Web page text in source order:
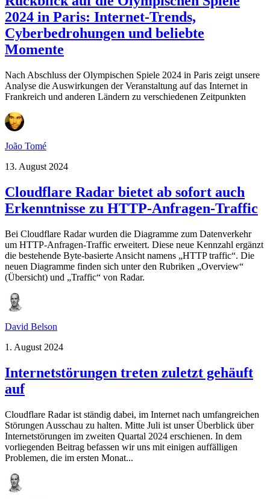
2024 in Paris: Internet-Trends,
Cyberbedrohungen und beliebte
Momente
Nach Abschluss der Olympischen Spiele 2024 in Paris zeigt unsere
Analyse die Auswirkungen der Veranstaltung auf das Internet in
Frankreich und anderen Ländern zu verschiedenen Zeitpunkten
João Tomé
13. August 2024
Cloudflare Radar bietet ab sofort auch
Erkenntnisse zu HTTP-Anfragen-Traffic
Bei Cloudflare Radar wurden die Diagramme zum Datenverkehr
um HTTP-Anfragen-Traffic erweitert. Diese neue Kennzahl ergänzt
die bestehende Byte-basierte Ansicht namens „HTTP traffic“. Die
neuen Diagramme finden sich unter den Rubriken „Overview“
(Übersicht) und „Traffic“ von Radar.
David Belson
1. August 2024
Internetstörungen treten zuletzt gehäuft
auf
Cloudflare Radar ist ständig dabei, im Internet nach umfangreichen
Störungen Ausschau zu halten. Mitte Juli ist unser Überblick über
Internetstörungen im zweiten Quartal 2024 erschienen. In dem
vorliegenden Beitrag befassen wir uns mit einigen auffälligen
Problemen, die im ersten Monat...